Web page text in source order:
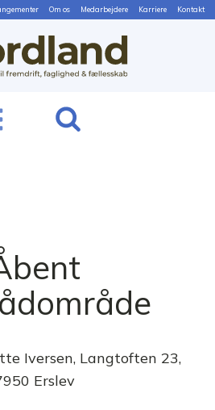
Om os Medarbejdere Karriere Kontakt
Iversen, Langtoften 23,
Erslev